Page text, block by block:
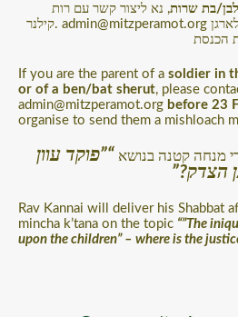
לבן/בת שרות, נא ליצור קשר עם רות
קילנר. admin@mitzperamot.org
If you are the parent of a soldier in
or of a ben/bat sherut, please
admin@mitzperamot.org before 23
organise to send them a mishloach
מנחה קטנה בנושא “”פוקד עוון
הצדק?”
Rav Kannai will deliver his Shabbat
mincha k’tana on the topic “”The
upon the children” – where is the